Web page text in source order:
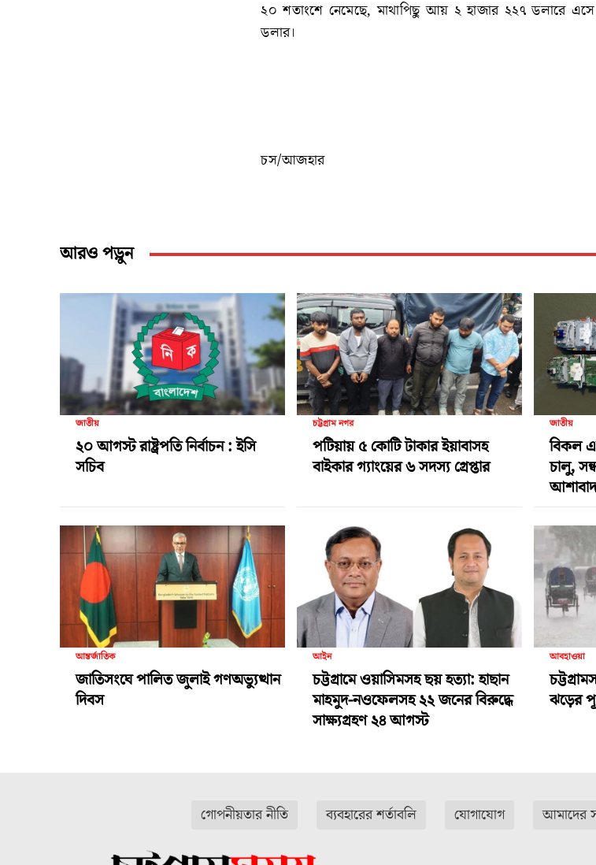
২০ শতাংশে নেমেছে, মাথাপিছু আয় ২ হাজার ২২৭ ডলারে এসে
ডলার।
চস/আজহার
আরও পড়ুন
জাতীয়
২০ আগস্ট রাষ্ট্রপতি নির্বাচন : ইসি
সচিব
চট্টগ্রাম নগর
পটিয়ায় ৫ কোটি টাকার ইয়াবাসহ
বাইকার গ্যাংয়ের ৬ সদস্য গ্রেপ্তার
জাতীয়
বিকল
চালু,
আশাবাদ
আন্তর্জাতিক
জাতিসংঘে পালিত জুলাই গণঅভ্যুত্থান
দিবস
আইন
চট্টগ্রামে ওয়াসিমসহ ছয় হত্যা: হাছান
মাহমুদ-নওফেলসহ ২২ জনের বিরুদ্ধে
সাক্ষ্যগ্রহণ ২৪ আগস্ট
আবহাওয়া
ঝড়ের
গোপনীয়তার নীতি ব্যবহারের শর্তাবলি যোগাযোগ আমাদের